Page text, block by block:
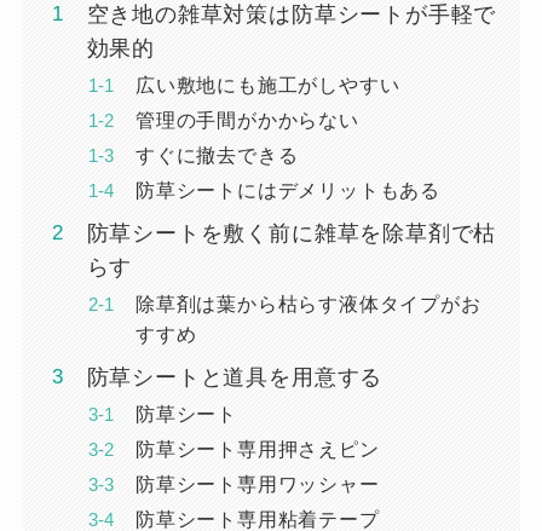
空き地の雑草対策は防草シートが手軽で
効果的
広い敷地にも施工がしやすい
管理の手間がかからない
すぐに撤去できる
防草シートにはデメリットもある
防草シートを敷く前に雑草を除草剤で枯
らす
除草剤は葉から枯らす液体タイプがお
すすめ
防草シートと道具を用意する
防草シート
防草シート専用押さえピン
防草シート専用ワッシャー
防草シート専用粘着テープ